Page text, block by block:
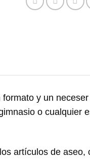
y un
o cualquier
artículos de aseo,